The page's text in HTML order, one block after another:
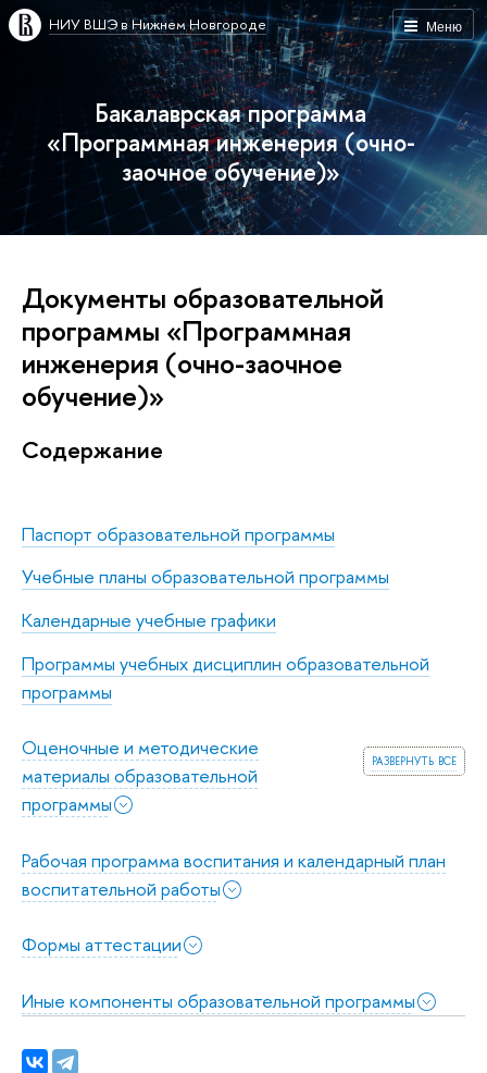
Меню
НИУ ВШЭ в Нижнем Новгороде
Бакалаврская программа
«Программная инженерия (очно-
заочное обучение)»
Документы образовательной
программы «Программная
инженерия (очно-заочное
обучение)»
Содержание
Паспорт образовательной программы
Учебные планы образовательной программы
Календарные учебные графики
Программы учебных дисциплин образовательной
программы
развернуть все
Оценочные и методические
материалы образовательной
программы
Рабочая программа воспитания и календарный план
воспитательной работы
Формы аттестации
Иные компоненты образовательной программы